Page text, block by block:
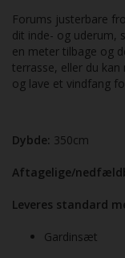
Forums justerbare
dit inde- og uderum,
en meter tilbage og
terrasse, eller du
og lave et vindfang
Dybde: 350cm
Aftagelige/
Leveres standard
Gardinsæt